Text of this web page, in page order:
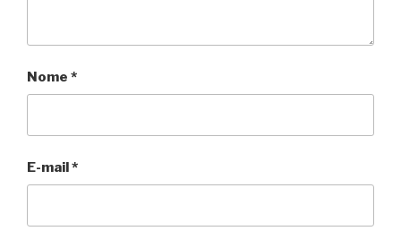
Nome *
E-mail*